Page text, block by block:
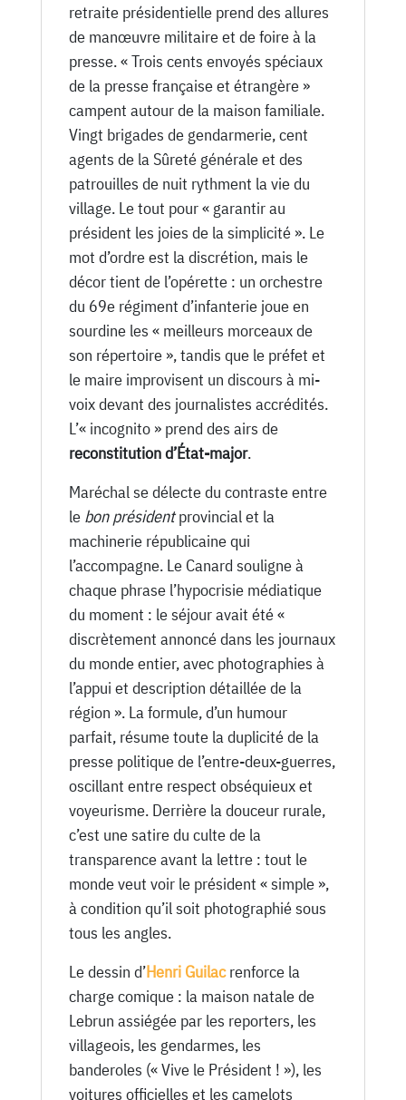
retraite présidentielle prend des allures
de manœuvre militaire et de foire à la
presse. « Trois cents envoyés spéciaux
de la presse française et étrangère »
campent autour de la maison familiale.
Vingt brigades de gendarmerie, cent
agents de la Sûreté générale et des
patrouilles de nuit rythment la vie du
village. Le tout pour « garantir au
président les joies de la simplicité ». Le
mot d’ordre est la discrétion, mais le
décor tient de l’opérette : un orchestre
du 69e régiment d’infanterie joue en
sourdine les « meilleurs morceaux de
son répertoire », tandis que le préfet et
le maire improvisent un discours à mi-
voix devant des journalistes accrédités.
L’« incognito » prend des airs de
reconstitution d’État-major.
Maréchal se délecte du contraste entre
le bon présidentprovincial et la
machinerie républicaine qui
l’accompagne. Le Canard souligne à
chaque phrase l’hypocrisie médiatique
du moment : le séjour avait été «
discrètement annoncé dans les journaux
du monde entier, avec photographies à
l’appui et description détaillée de la
région ». La formule, d’un humour
parfait, résume toute la duplicité de la
presse politique de l’entre-deux-guerres,
oscillant entre respect obséquieux et
voyeurisme. Derrière la douceur rurale,
c’est une satire du culte de la
transparence avant la lettre : tout le
monde veut voir le président « simple »,
à condition qu’il soit photographié sous
tous les angles.
Le dessin d’Henri Guilacrenforce la
charge comique : la maison natale de
Lebrun assiégée par les reporters, les
villageois, les gendarmes, les
banderoles (« Vive le Président ! »), les
voitures officielles et les camelots